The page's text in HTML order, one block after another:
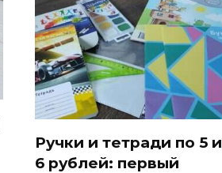
Ручки и тетради по 5 и
6 рублей: первый